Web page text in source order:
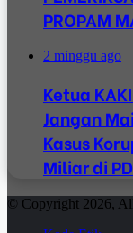
PROPAM
2 minggu ago
Ketua
Jangan
Kasus
Miliar di
© Copyright 2026,